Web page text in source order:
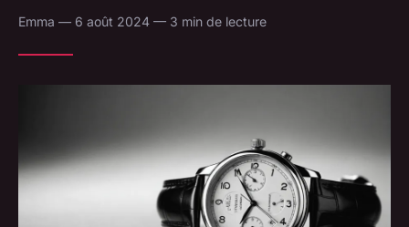
Emma — 6 août 2024 — 3 min de lecture